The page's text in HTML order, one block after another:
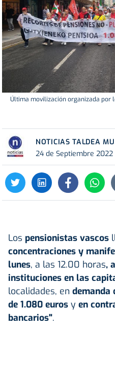
Última movilización organizada por
NOTICIAS TALDEA
24 de Septiembre 2022
Los pensionistas vascos
concentraciones y
lunes, a las 12.00 horas,
instituciones en las
localidades, en demanda
de 1.080 euros y en
bancarios".